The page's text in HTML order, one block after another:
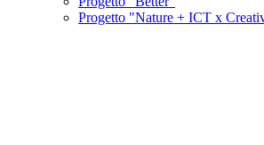
Progetto "Nature + ICT x